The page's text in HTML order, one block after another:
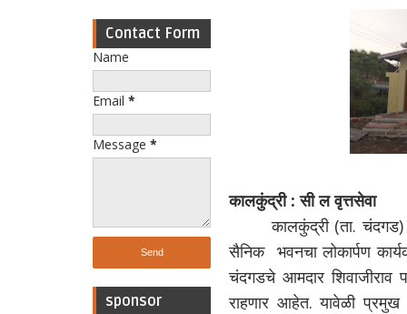
Contact Form
Name
Email *
Message *
sponsor
कालकुंद्री : सी ल वृत्तसेवा
कालकुंद्री (ता.
सैनिक भवनचा लोकार्पण
चंदगडचे आमदार शिवाजीराव
राहणार आहेत. यावेळी प्रमुख